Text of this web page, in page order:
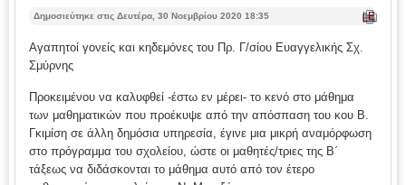
| Ε
Δημοσιεύτηκε στις Δευτέρα, 30 Νοεμβρίου 2020 18:35
Αγαπητοί γονείς και κηδεμόνες του Πρ. Γ/σίου Ευαγγελικής Σχ.
Σμύρνης
Προκειμένου να καλυφθεί -έστω εν μέρει- το κενό στο μάθημα
των μαθηματικών που προέκυψε από την απόσπαση του κου Β.
Γκιμίση σε άλλη δημόσια υπηρεσία, έγινε μια μικρή αναμόρφωση
στο πρόγραμμα του σχολείου, ώστε οι μαθητές/τριες της Β΄
τάξεως να διδάσκονται το μάθημα αυτό από τον έτερο